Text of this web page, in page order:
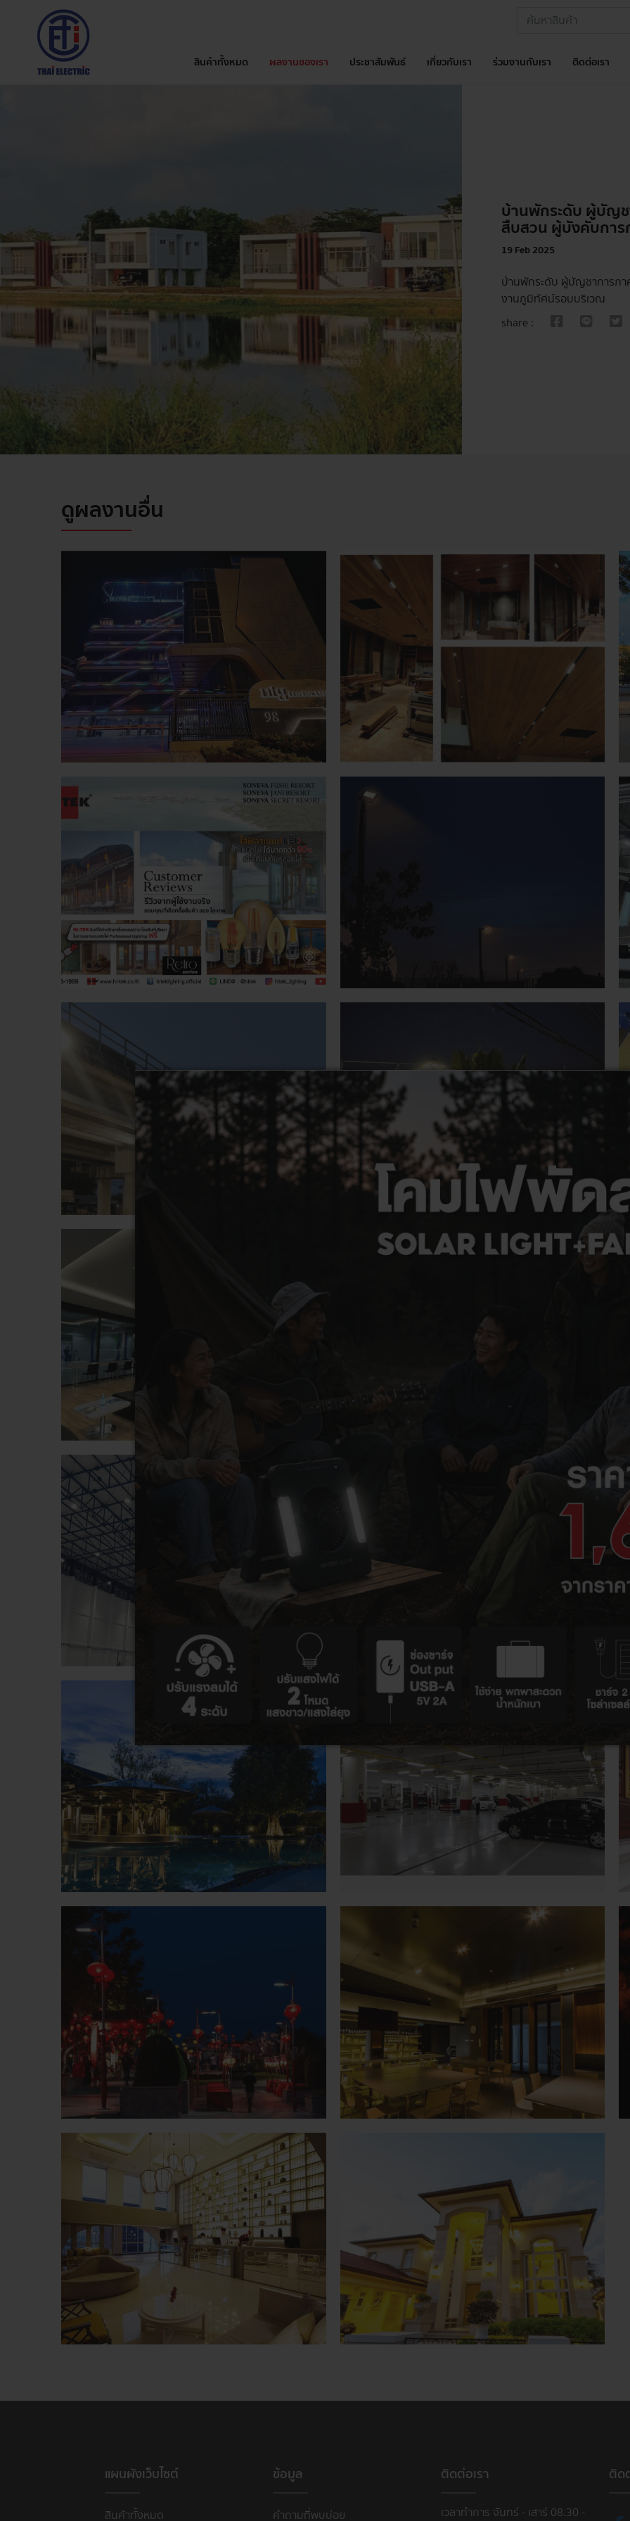
สินค้าทั้งหมด ผลงานของเรา ประชาสัมพันธ์ เกี่ยวกับเรา ร่วมงานกับเรา ติดต่อเรา
บ้านพักระดับ ผู้บัญ
สืบสวน ผู้บังคับกา
19 Feb 2025
บ้านพักระดับ ผู้บัญชาการภ
งานภูมิทัศน์รอบบริเวณ
share :
ดูผลงานอื่น
แผนผังเว็บไซต์
สินค้าทั้งหมด
ข้อมูล
คำถามที่พบบ่อย
ติดต่อเรา
เวลาทำการ จันทร์ - เสาร์ 08.30 -
ติด